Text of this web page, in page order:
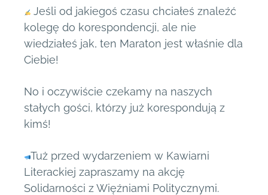
Jeśli od jakiegoś czasu chciałeś znaleźć
kolegę do korespondencji, ale nie
wiedziałeś jak, ten Maraton jest właśnie dla
Ciebie!
No i oczywiście czekamy na naszych
stałych gości, którzy już korespondują z
kimś!
Tuż przed wydarzeniem w Kawiarni
Literackiej zapraszamy na akcję
Solidarności z Więźniami Politycznymi.